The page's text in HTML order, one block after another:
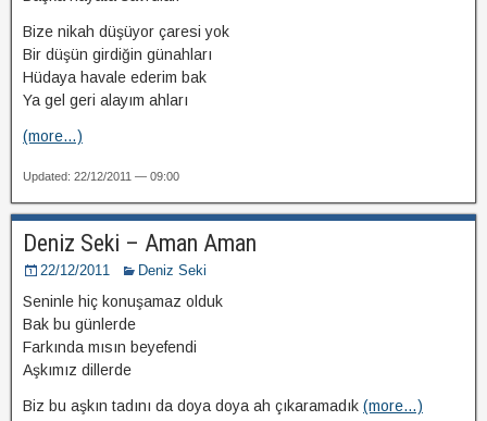
Bize nikah düşüyor çaresi yok
Bir düşün girdiğin günahları
Hüdaya havale ederim bak
Ya gel geri alayım ahları
(more…)
Updated: 22/12/2011 — 09:00
Deniz Seki – Aman Aman
22/12/2011 Deniz Seki
Seninle hiç konuşamaz olduk
Bak bu günlerde
Farkında mısın beyefendi
Aşkımız dillerde
Biz bu aşkın tadını da doya doya ah çıkaramadık (more…)